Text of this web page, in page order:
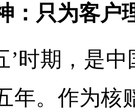
：只为客户
’时期，是
年。作为核